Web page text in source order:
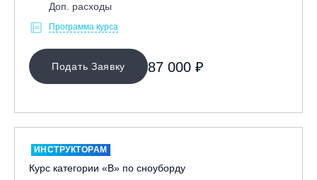
Доп. расходы
Программа курса
Подать Заявку 87 000 ₽
ИНСТРУКТОРАМ
Курс категории «В» по сноуборду